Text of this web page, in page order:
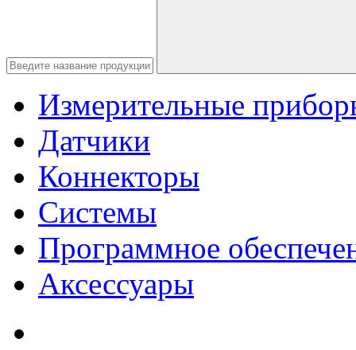
Измерительные
Датчики
Коннекторы
Системы
Программное
Аксессуары